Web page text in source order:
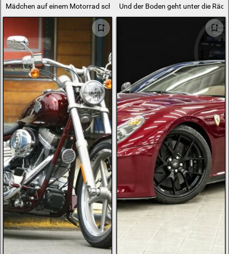
Mädchen auf einem Motorrad schöne RäderUnd der Boden geht unter die